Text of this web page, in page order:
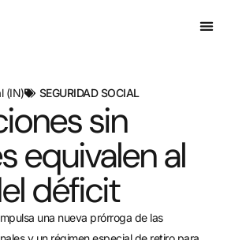
(IN) SEGURIDAD SOCIAL
sin
equivalen al
déficit
una nueva prórroga de las